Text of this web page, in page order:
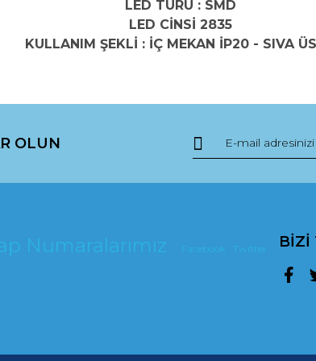
LED TÜRÜ : SMD
LED CİNSİ 2835
KULLANIM ŞEKLİ : İÇ MEKAN İP20 - SIVA
OLUN
Numaralarımız Facebook Twitter BİZİ